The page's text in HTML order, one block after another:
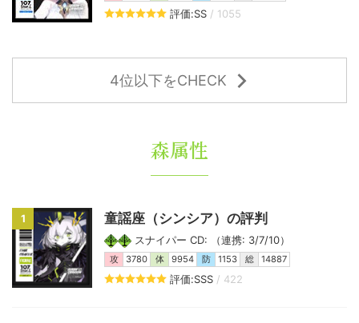
評価:SS / 1055
4位以下をCHECK
森属性
1 童謡座（シンシア）の評判
スナイパー CD: （連携: 3/7/10）
攻 3780 体 9954 防 1153 総 14887
評価:SSS / 422